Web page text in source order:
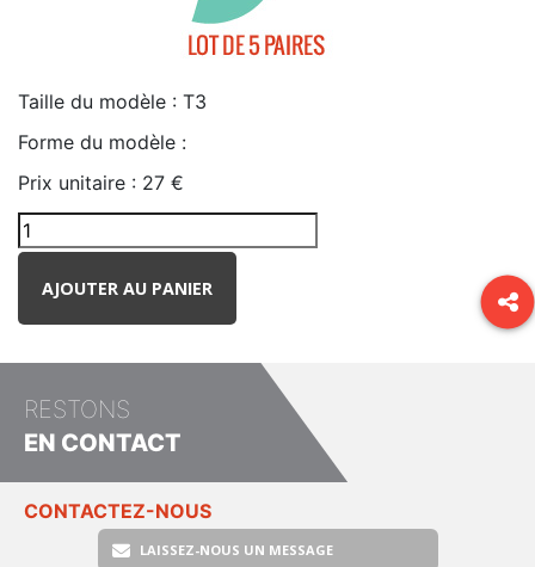
Taille du modèle : T3
Forme du modèle :
Prix unitaire : 27 €
AJOUTER AU PANIER
RESTONS
EN CONTACT
CONTACTEZ-NOUS
LAISSEZ-NOUS UN MESSAGE